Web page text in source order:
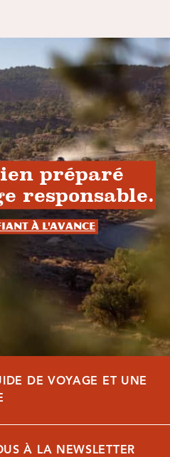
préparé
responsable.
à l'avance
DE VOYAGE ET UNE
À LA NEWSLETTER